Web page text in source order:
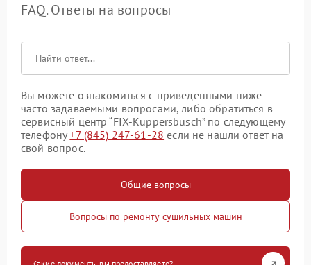
FAQ. Ответы на вопросы
Вы можете ознакомиться с приведенными ниже
часто задаваемыми вопросами, либо обратиться в
сервисный центр “FIX-Kuppersbusch” по следующему
телефону+7 (845) 247-61-28 если не нашли ответ на
свой вопрос.
Общие вопросы
Вопросы по ремонту сушильных машин